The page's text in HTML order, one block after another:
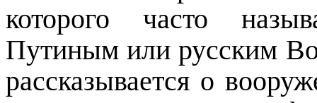
которого часто
Путиным или русским
рассказывается о